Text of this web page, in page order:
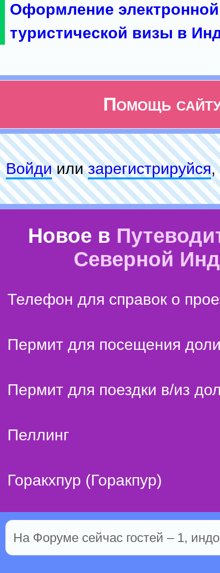
Оформление электронной
туристической визы в
Помощь
Войдиилизарeгиcтpируйся,
Новое в
Северной
Телефон для справок о
Пермит для посещения
Пермит для поездки в/из
Пеллинг
Горакхпур (Горакпур)
На Форуме сейчас гостей – 1,